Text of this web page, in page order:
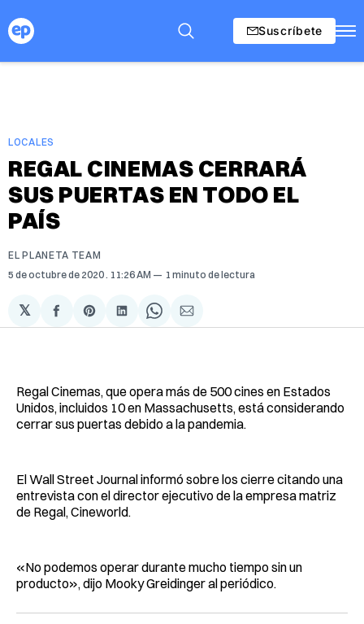
Suscríbete
LOCALES
REGAL CINEMAS CERRARÁ
SUS PUERTAS EN TODO EL
PAÍS
EL PLANETA TEAM
5 de octubre de 2020 . 11:26 AM 1 minuto de lectura
𝕏
Compartir
en
Share
on
Compartir
en
Share
on
Compartir
via
Regal Cinemas, que opera más de 500 cines en Estados
Unidos, incluidos 10 en Massachusetts, está considerando
cerrar sus puertas debido a la pandemia.
El Wall Street Journal informó sobre los cierre citando una
entrevista con el director ejecutivo de la empresa matriz
de Regal, Cineworld.
«No podemos operar durante mucho tiempo sin un
producto», dijo Mooky Greidinger al periódico.